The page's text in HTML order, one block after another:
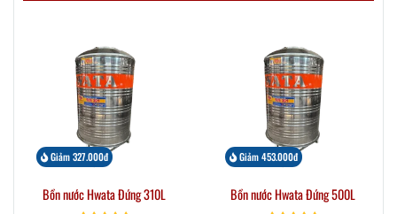
Giảm 327.000đ
Bồn nước Hwata Đứng 310L
Giảm 453.000đ
Bồn nước Hwata Đứng 500L